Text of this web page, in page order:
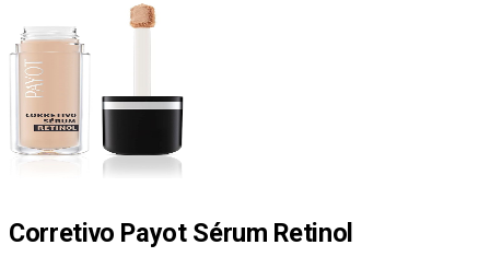
Corretivo Payot Sérum Retinol